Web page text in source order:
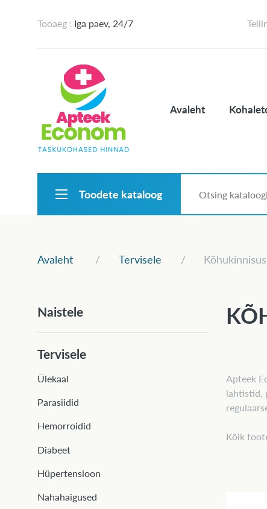
Tooaeg : Iga paev, 24/7
Avaleht
Toodete kataloog
Avaleht Tervisele Kõhukinnisus
Apteek
lahtistid,
Kõik
Naistele
Tervisele
Ülekaal
Parasiidid
Hemorroidid
Diabeet
Hüpertensioon
Nahahaigused